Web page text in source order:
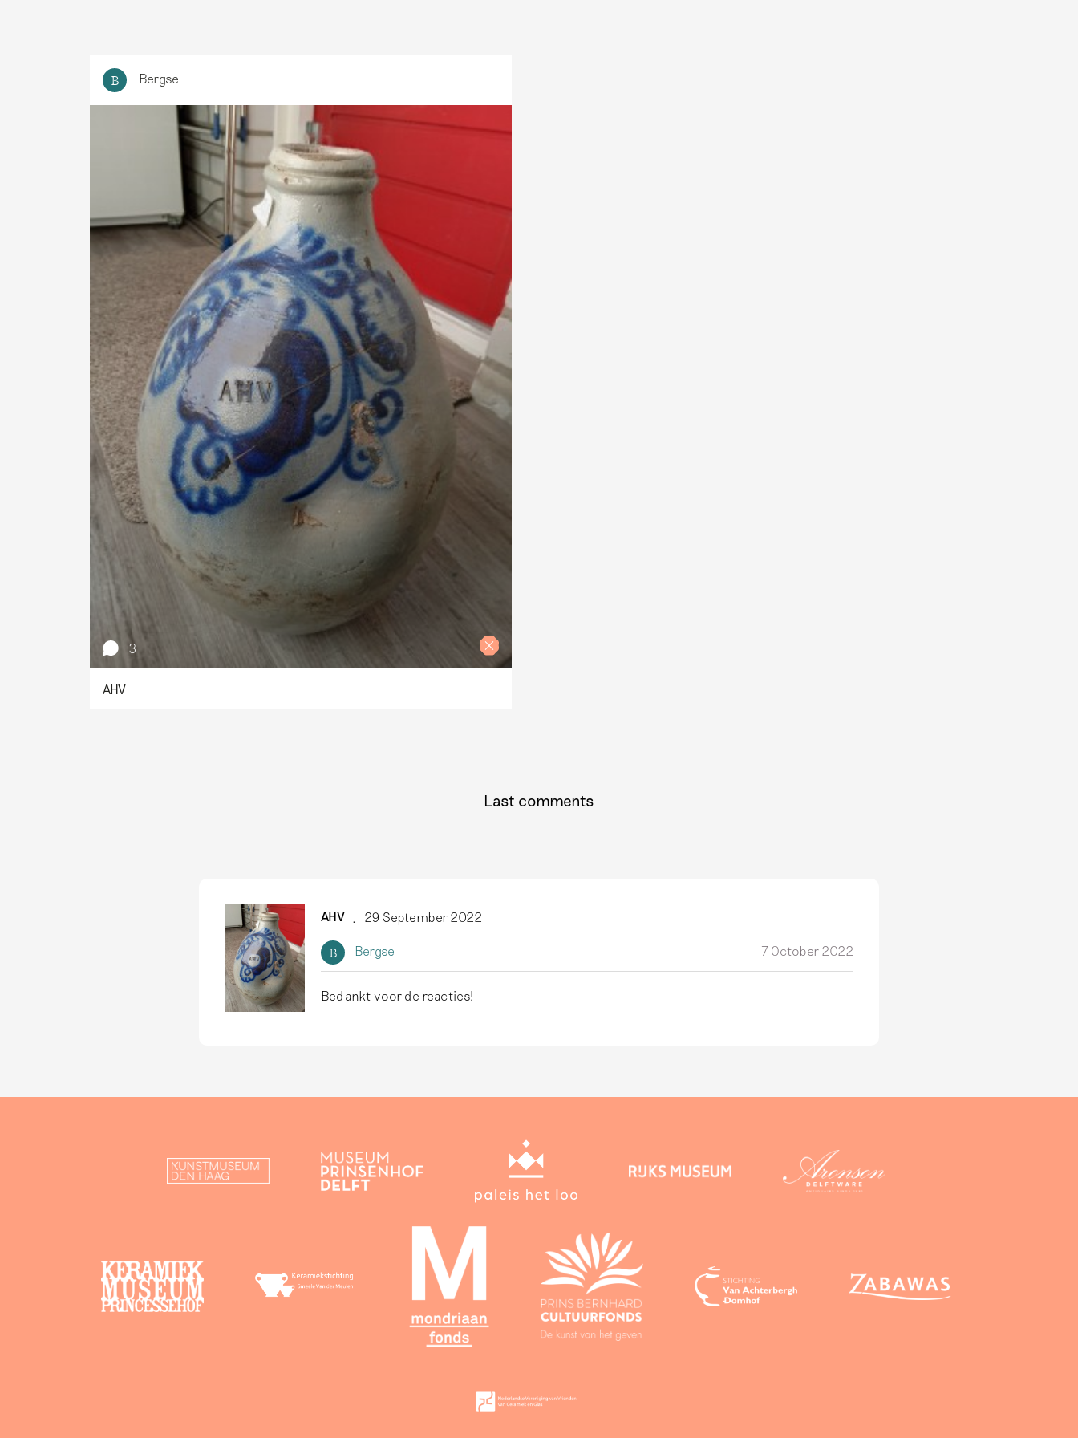
B Bergse
3
AHV
Last comments
AHV 29 September 2022
B Bergse 7 October 2022
Bedankt voor de reacties!